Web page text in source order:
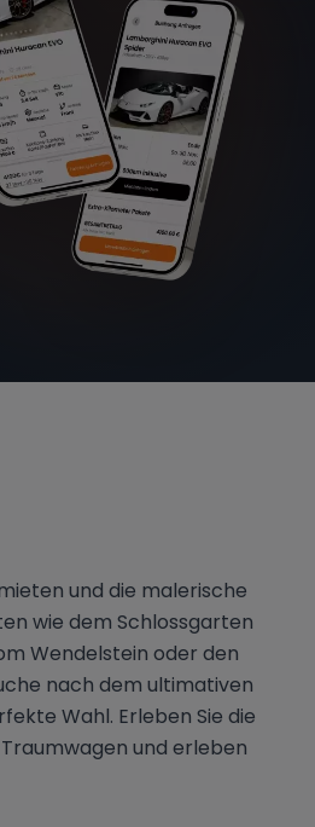
und die malerische
wie dem Schlossgarten
Wendelstein oder den
nach dem ultimativen
Wahl. Erleben Sie die
und erleben